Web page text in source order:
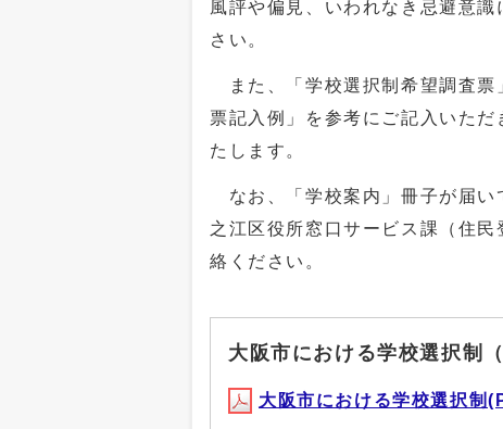
風評や偏見、いわれなき忌避意
さい。
また、「学校選択制希望調査票
票記入例」を参考にご記入いた
たします。
なお、「学校案内」冊子が届い
之江区役所窓口サービス課（住
絡ください。
大阪市における学校選択制
大阪市における学校選択制